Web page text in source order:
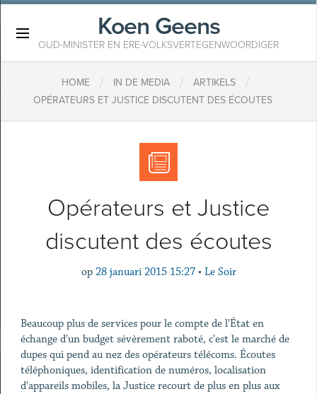
Koen Geens
OUD-MINISTER EN ERE-VOLKSVERTEGENWOORDIGER
HOME / IN DE MEDIA / ARTIKELS /
OPÉRATEURS ET JUSTICE DISCUTENT DES ÉCOUTES
Opérateurs et Justice
discutent des écoutes
op 28 januari 2015 15:27 • Le Soir
Beaucoup plus de services pour le compte de l'État en
échange d'un budget sévèrement raboté, c'est le marché de
dupes qui pend au nez des opérateurs télécoms. Écoutes
téléphoniques, identification de numéros, localisation
d'appareils mobiles, la Justice recourt de plus en plus aux